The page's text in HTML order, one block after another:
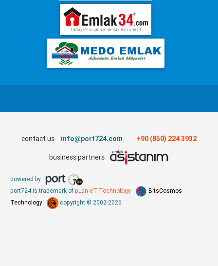
contact us info@port724.com +90 (850) 224 3932
business partners
powered by
port724 is trademark of pLan-eT Technology
BitsCosmos
Technology
copyright © 2002-2026